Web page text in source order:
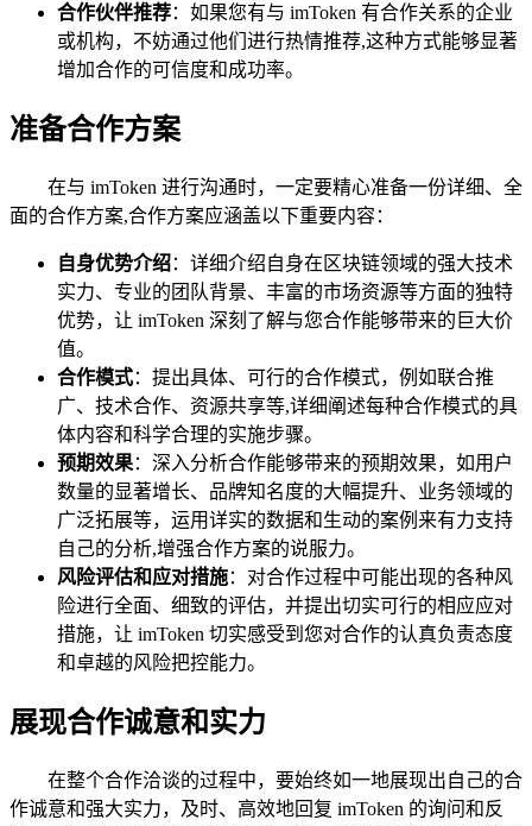
合作伙伴推荐：如果您有与 imToken 有合作关系的企业
或机构，不妨通过他们进行热情推荐,这种方式能够显著
增加合作的可信度和成功率。
准备合作方案
在与 imToken 进行沟通时，一定要精心准备一份详细、全
面的合作方案,合作方案应涵盖以下重要内容：
自身优势介绍：详细介绍自身在区块链领域的强大技术
实力、专业的团队背景、丰富的市场资源等方面的独特
优势，让 imToken 深刻了解与您合作能够带来的巨大价
值。
合作模式：提出具体、可行的合作模式，例如联合推
广、技术合作、资源共享等,详细阐述每种合作模式的具
体内容和科学合理的实施步骤。
预期效果：深入分析合作能够带来的预期效果，如用户
数量的显著增长、品牌知名度的大幅提升、业务领域的
广泛拓展等，运用详实的数据和生动的案例来有力支持
自己的分析,增强合作方案的说服力。
风险评估和应对措施：对合作过程中可能出现的各种风
险进行全面、细致的评估，并提出切实可行的相应应对
措施，让 imToken 切实感受到您对合作的认真负责态度
和卓越的风险把控能力。
展现合作诚意和实力
在整个合作洽谈的过程中，要始终如一地展现出自己的合
作诚意和强大实力，及时、高效地回复 imToken 的询问和反